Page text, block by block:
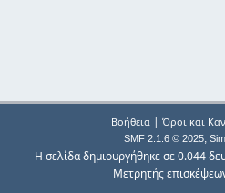
Βοήθεια| Όροι και
SMF 2.1.6 © 2025,
Η σελίδα δημιουργήθηκε σε 0.044
Μετρητής